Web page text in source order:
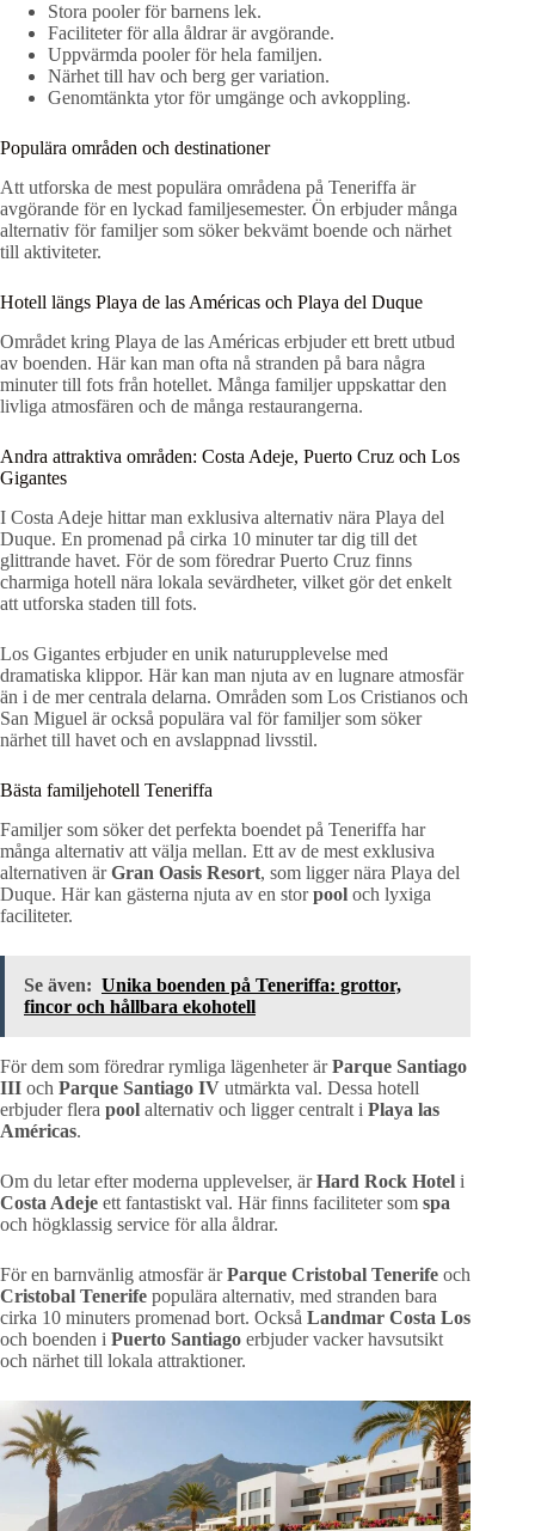
Stora pooler för barnens lek.
Faciliteter för alla åldrar är avgörande.
Uppvärmda pooler för hela familjen.
Närhet till hav och berg ger variation.
Genomtänkta ytor för umgänge och avkoppling.
Populära områden och destinationer
Att utforska de mest populära områdena på Teneriffa är
avgörande för en lyckad familjesemester. Ön erbjuder många
alternativ för familjer som söker bekvämt boende och närhet
till aktiviteter.
Hotell längs Playa de las Américas och Playa del Duque
Området kring Playa de las Américas erbjuder ett brett utbud
av boenden. Här kan man ofta nå stranden på bara några
minuter till fots från hotellet. Många familjer uppskattar den
livliga atmosfären och de många restaurangerna.
Andra attraktiva områden: Costa Adeje, Puerto Cruz och Los
Gigantes
I Costa Adeje hittar man exklusiva alternativ nära Playa del
Duque. En promenad på cirka 10 minuter tar dig till det
glittrande havet. För de som föredrar Puerto Cruz finns
charmiga hotell nära lokala sevärdheter, vilket gör det enkelt
att utforska staden till fots.
Los Gigantes erbjuder en unik naturupplevelse med
dramatiska klippor. Här kan man njuta av en lugnare atmosfär
än i de mer centrala delarna. Områden som Los Cristianos och
San Miguel är också populära val för familjer som söker
närhet till havet och en avslappnad livsstil.
Bästa familjehotell Teneriffa
Familjer som söker det perfekta boendet på Teneriffa har
många alternativ att välja mellan. Ett av de mest exklusiva
alternativen ärGran Oasis Resort, som ligger nära Playa del
Duque. Här kan gästerna njuta av en storpool och lyxiga
faciliteter.
Se även: Unika boenden på Teneriffa: grottor,
fincor och hållbara ekohotell
För dem som föredrar rymliga lägenheter ärParque Santiago
III och Parque Santiago IV utmärkta val. Dessa hotell
erbjuder flera pool alternativ och ligger centralt i Playa las
Américas.
Om du letar efter moderna upplevelser, ärHard Rock Hotel i
Costa Adeje ett fantastiskt val. Här finns faciliteter som spa
och högklassig service för alla åldrar.
För en barnvänlig atmosfär ärParque Cristobal Tenerife och
Cristobal Tenerife populära alternativ, med stranden bara
cirka 10 minuters promenad bort. Också Landmar Costa Los
och boenden i Puerto Santiago erbjuder vacker havsutsikt
och närhet till lokala attraktioner.